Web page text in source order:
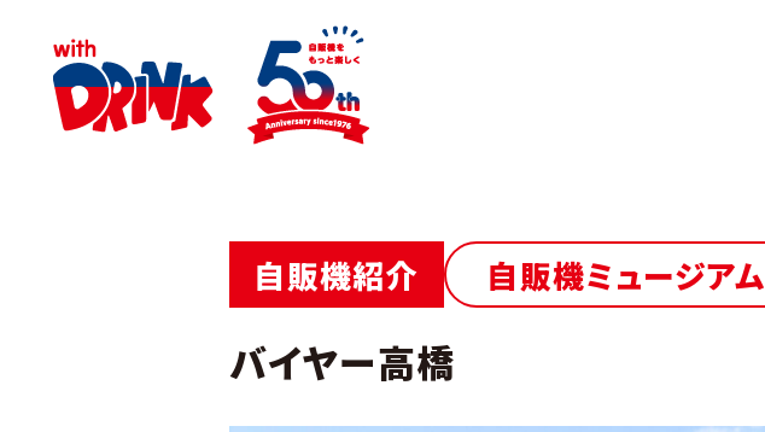
自販機紹介 自販機ミュージアム
バイヤー高橋